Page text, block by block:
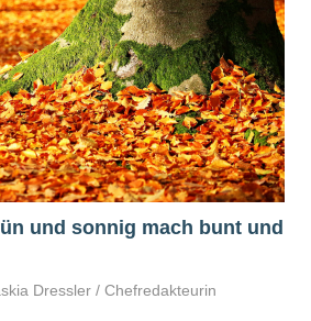
und sonnig mach bunt und
Dressler / Chefredakteurin